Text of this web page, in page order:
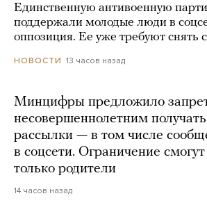
Единственную антивоенную
поддержали молодые люди в
оппозиция. Ее уже требуют снять
НОВОСТИ 13 часов назад
Минцифры предложило
несовершеннолетним
рассылки — в том числе
в соцсети. Ограничение смогут
только родители
14 часов назад